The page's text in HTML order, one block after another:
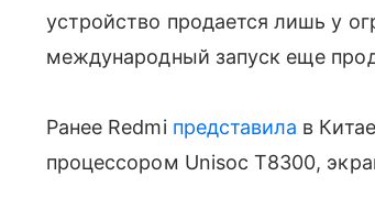
устройство продается лишь у
международный запуск еще
Ранее Redmi представила в
процессором Unisoc T8300,